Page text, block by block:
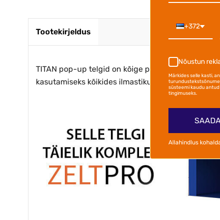
Tootekirjeldus
TITAN pop-up telgid on kõige populaarsemad
kasutamiseks kõikides ilmastikutingimustes.
+372
Nõustun
Märkides selle kasti,
süsteemi kaudu
tingimuseks.
Allahindlus